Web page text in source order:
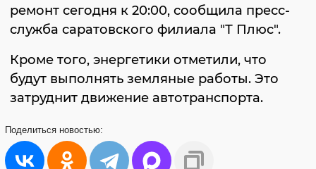
ремонт сегодня к 20:00, сообщила пресс-
служба саратовского филиала "Т Плюс".
Кроме того, энергетики отметили, что
будут выполнять земляные работы. Это
затруднит движение автотранспорта.
Поделиться новостью: